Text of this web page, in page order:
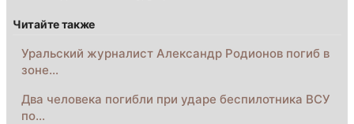
Читайте также
Уральский журналист Александр Родионов погиб в
зоне…
Два человека погибли при ударе беспилотника ВСУ
по…